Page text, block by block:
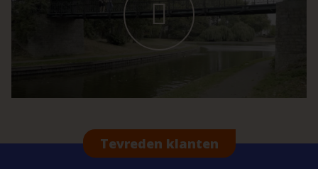
Tevreden klanten